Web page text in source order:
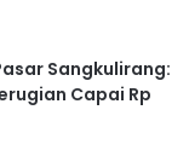
Sangkulirang:
Capai Rp